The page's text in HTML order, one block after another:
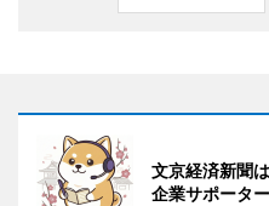
文京経済新聞
企業サポータ